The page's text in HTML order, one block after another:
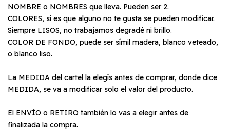
NOMBRE o NOMBRES que lleva. Pueden ser 2.
COLORES, si es que alguno no te gusta se pueden modificar.
Siempre LISOS, no trabajamos degradé ni brillo.
COLOR DE FONDO, puede ser símil madera, blanco veteado,
o blanco liso.
La MEDIDA del cartel la elegís antes de comprar, donde dice
MEDIDA, se va a modificar solo el valor del producto.
El ENVÍO o RETIRO también lo vas a elegir antes de
finalizada la compra.